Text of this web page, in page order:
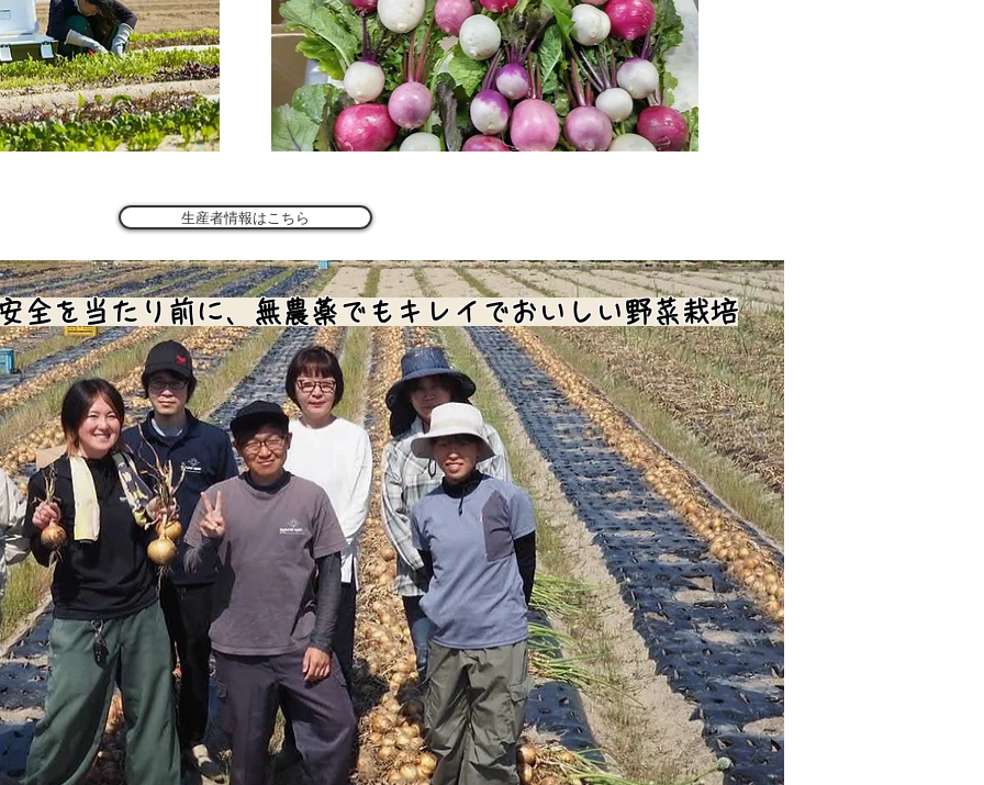
生産者情報はこちら
全を当たり前に、無農薬でもキレイでおいしい野菜栽培